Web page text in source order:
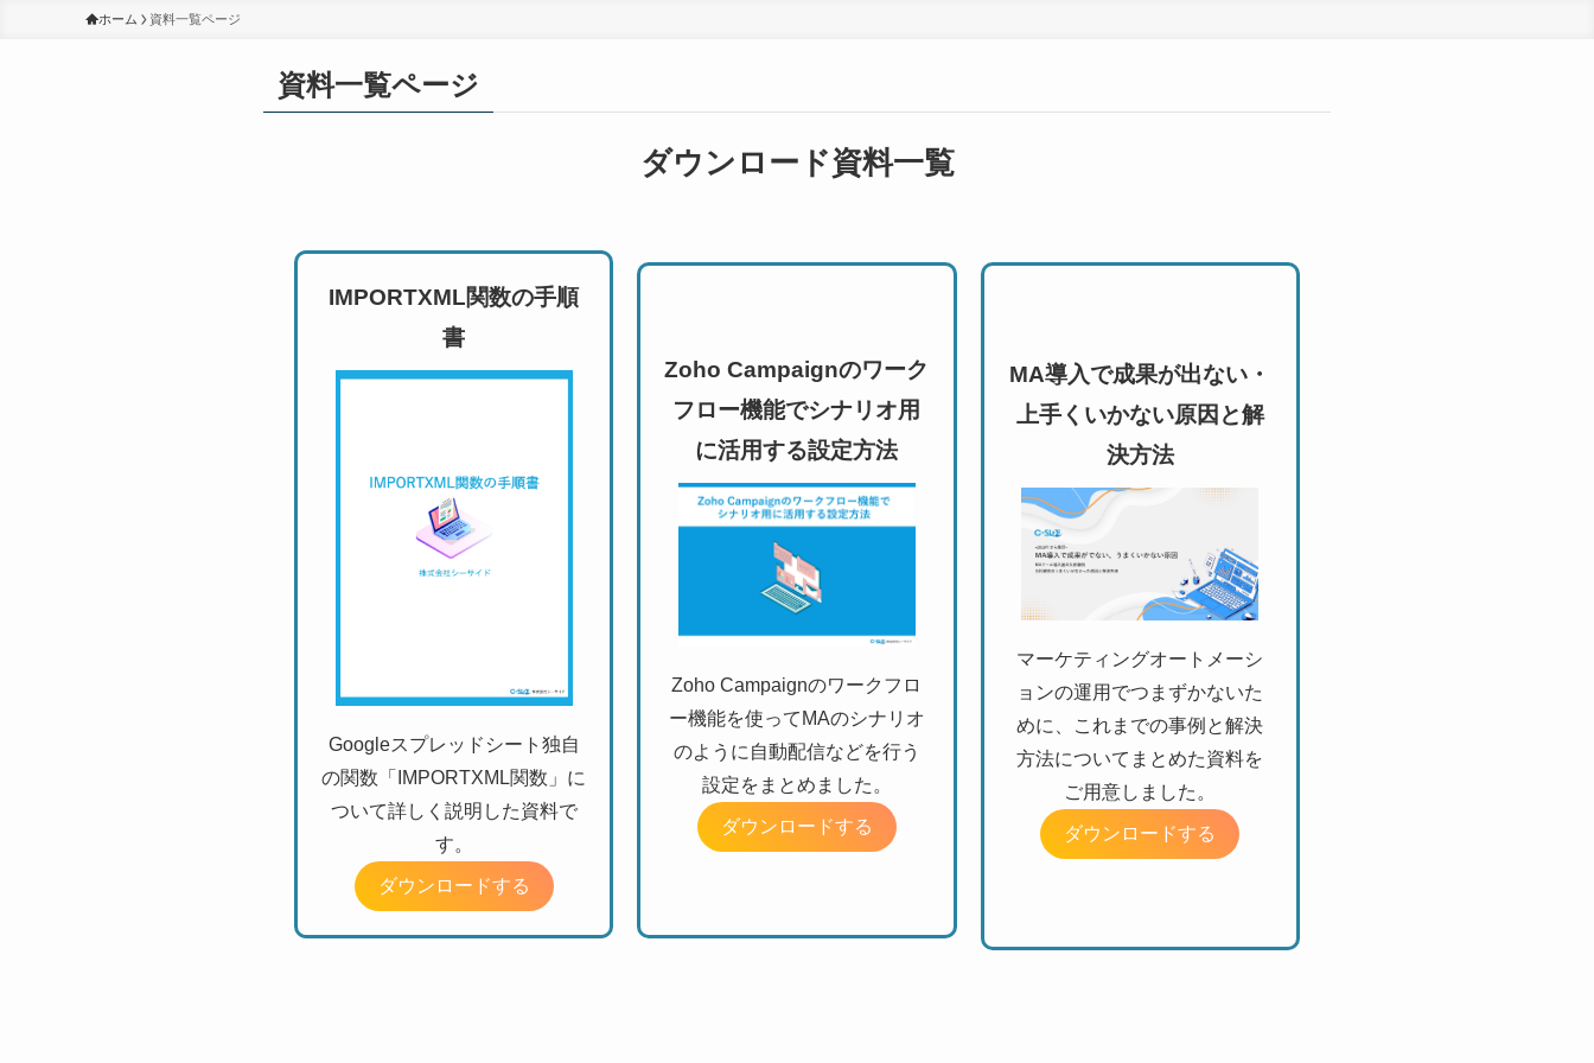
ホーム 資料一覧ページ
資料一覧ページ
ダウンロード資料一覧
IMPORTXML関数の手順
書
Googleスプレッドシート独自
の関数「IMPORTXML関数」に
ついて詳しく説明した資料で
す。
ダウンロードする
Zoho Campaignのワーク
フロー機能でシナリオ用
に活用する設定方法
Zoho Campaignのワークフロ
ー機能を使ってMAのシナリオ
のように自動配信などを行う
設定をまとめました。
ダウンロードする
MA導入で成果が出ない・
上手くいかない原因と解
決方法
マーケティングオートメーシ
ョンの運用でつまずかないた
めに、これまでの事例と解決
方法についてまとめた資料を
ご用意しました。
ダウンロードする